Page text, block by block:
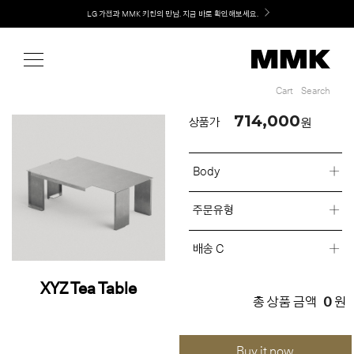
Welcome! 신규 회원가입 시 MMK Shop Coupon (총 60만원) 지급
LG 가전과 MMK 키친의 만남. 지금 바로 확인해보세요.
Cart Search
XYZ Tea Table
상품가 714,000원
Body
주문유형
배송 C
총 상품 금액 0 원